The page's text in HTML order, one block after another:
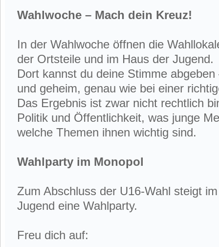
Wahlwoche – Mach dein Kreuz!
In der Wahlwoche öffnen die
der Ortsteile und im Haus der Jugend.
Dort kannst du deine Stimme
und geheim, genau wie bei einer
Das Ergebnis ist zwar nicht rechtlich
Politik und Öffentlichkeit, was junge
welche Themen ihnen wichtig sind.
Wahlparty im Monopol
Zum Abschluss der U16-Wahl steigt
Jugend eine Wahlparty.
Freu dich auf: